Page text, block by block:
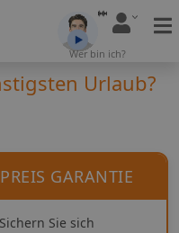
Wer bin ich?
Urlaub?
GARANTIE
Sichern Sie sich